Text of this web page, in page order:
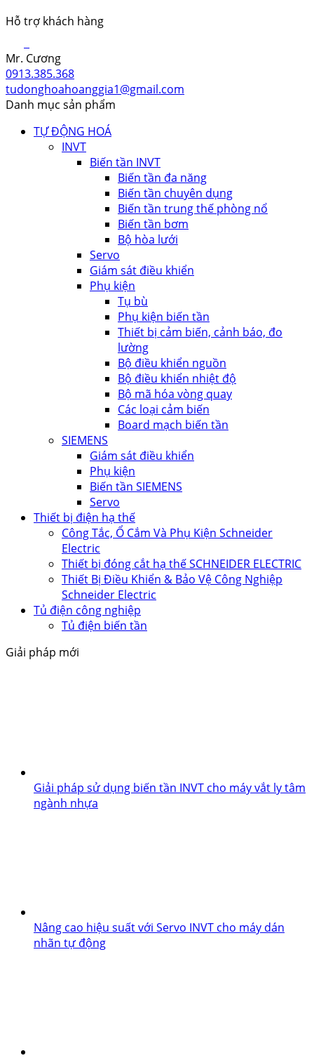
Hỗ trợ khách hàng
Mr. Cương
0913.385.368
tudonghoahoanggia1@gmail.com
Danh mục sản phẩm
TỰ ĐỘNG HOÁ
INVT
Biến tần INVT
Biến tần đa năng
Biến tần chuyên dụng
Biến tần trung thế phòng nổ
Biến tần bơm
Bộ hòa lưới
Servo
Giám sát điều khiển
Phụ kiện
Tụ bù
Phụ kiện biến tần
Thiết bị cảm biến, cảnh báo, đo
lường
Bộ điều khiển nguồn
Bộ điều khiển nhiệt độ
Bộ mã hóa vòng quay
Các loại cảm biến
Board mạch biến tần
SIEMENS
Giám sát điều khiển
Phụ kiện
Biến tần SIEMENS
Servo
Thiết bị điện hạ thế
Công Tắc, Ổ Cắm Và Phụ Kiện Schneider
Electric
Thiết bị đóng cắt hạ thế SCHNEIDER ELECTRIC
Thiết Bị Điều Khiển & Bảo Vệ Công Nghiệp
Schneider Electric
Tủ điện công nghiệp
Tủ điện biến tần
Giải pháp mới
Giải pháp sử dụng biến tần INVT cho máy vắt ly tâm
ngành nhựa
Nâng cao hiệu suất với Servo INVT cho máy dán
nhãn tự động